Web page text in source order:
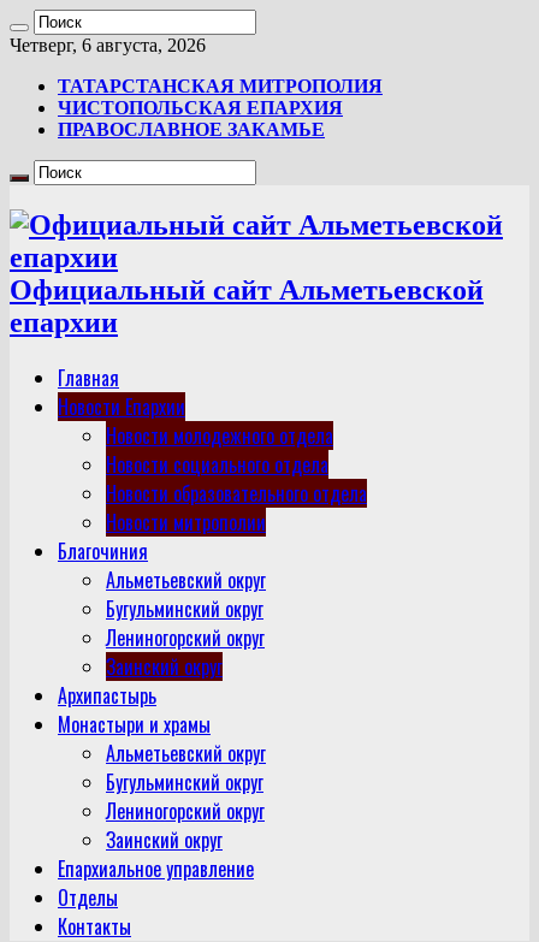
Четверг, 6 августа, 2026
ТАТАРСТАНСКАЯ МИТРОПОЛИЯ
ЧИСТОПОЛЬСКАЯ ЕПАРХИЯ
ПРАВОСЛАВНОЕ ЗАКАМЬЕ
Официальный сайт Альметьевской
епархии
Главная
Новости Епархии
Новости молодежного отдела
Новости социального отдела
Новости образовательного отдела
Новости митрополии
Благочиния
Альметьевский округ
Бугульминский округ
Лениногорский округ
Заинский округ
Архипастырь
Монастыри и храмы
Альметьевский округ
Бугульминский округ
Лениногорский округ
Заинский округ
Епархиальное управление
Отделы
Контакты